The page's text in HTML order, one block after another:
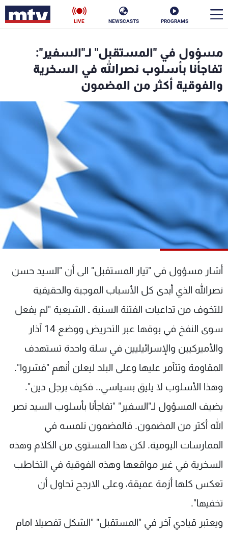
PROGRAMS
NEWSCASTS
LIVE
مسؤول في "المستقبل" لـ"السفير":
تفاجأنا بأسلوب نصرالله في السخرية
والفوقية أكثر من المضمون
أشار مسؤول في "تيار المستقبل" الى أن "السيد حسن
نصرالله الذي أبدى كل الأسباب الموجبة والحقيقية
للتخوف من تداعيات الفتنة السنية ـ الشيعية "لم يفعل
سوى النفخ في بوقها عبر التحريض ووضع 14 آذار
والأميركيين والإسرائيليين في سلة واحدة تستهدف
المقاومة وتتآمر عليها وعلى البلد ليعلن أنهم "فشروا".
وهذا الأسلوب لا يليق بسياسي.. فكيف برجل دين".
يضيف المسؤول لـ"السفير" "تفاجأنا بأسلوب السيد نصر
الله أكثر من المضمون. فالمضمون نلمسه في
الممارسات اليومية. لكن هذا المستوى من الكلام وهذه
السخرية في غير مواقعها وهذه الفوقية في التخاطب
تعكس كلها أزمة عميقة، وعلى الارجح تحاول أن
تخفيها".
ويعتبر قيادي آخر في "المستقبل" "الشكل تفصيلا امام
الأخبار
سياسة ناس
إقتصاد
منوعات رياضة
كأس العالم
جدول البرامج
شاهد البرامج
الترددات
عن MTV
الإنـتـاج
لاعلاناتكم
وظائف
تواصل معنا
شروط الإسـتخدام